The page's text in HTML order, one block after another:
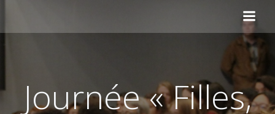
contenu
Journée « Filles,